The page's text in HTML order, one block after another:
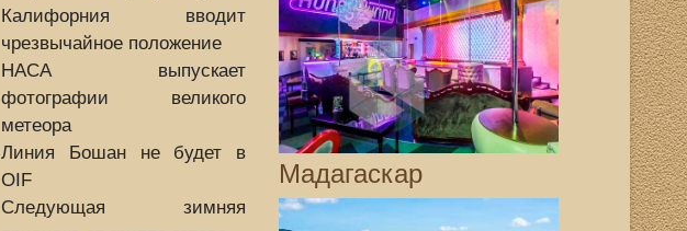
Калифорния вводит
чрезвычайное положение
НАСА выпускает
фотографии великого
метеора
Линия Бошан не будет в
OIF
Следующая зимняя
Мадагаскар